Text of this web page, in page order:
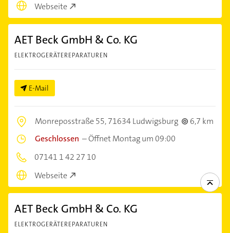
Webseite
AET Beck GmbH & Co. KG
ELEKTROGERÄTEREPARATUREN
E-Mail
Monreposstraße 55,71634 Ludwigsburg
6,7 km
Geschlossen –Öffnet Montag um 09:00
07141 1 42 27 10
Webseite
AET Beck GmbH & Co. KG
ELEKTROGERÄTEREPARATUREN